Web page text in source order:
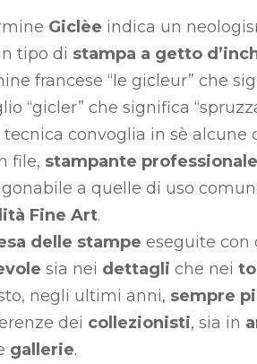
Giclèe indica un
tipo di stampa a getto
francese “le gicleur” che
“gicler” che significa
tecnica convoglia in sè alcune
file, stampante
a quelle di uso
Fine Art.
delle stampe eseguite con
sia nei dettagli che nei
negli ultimi anni, sempre
dei collezionisti, sia in
gallerie.